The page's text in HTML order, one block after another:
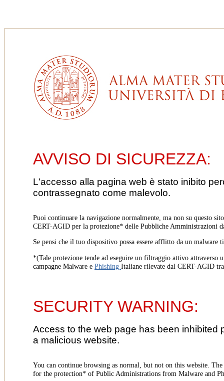
AVVISO DI SICUREZZA:
L'accesso alla pagina web è stato inibito
contrassegnato come malevolo.
Puoi continuare la navigazione normalmente, ma non su questo
CERT-AGID per la protezione* delle Pubbliche Amministrazioni
Se pensi che il tuo dispositivo possa essere afflitto da un
*(Tale protezione tende ad eseguire un filtraggio attivo
campagne Malware e Phishing Italiane rilevate dal CERT-AGID
SECURITY WARNING:
Access to the web page has been
a malicious website.
You can continue browsing as normal, but not on this website.
for the protection* of Public Administrations from Malware and